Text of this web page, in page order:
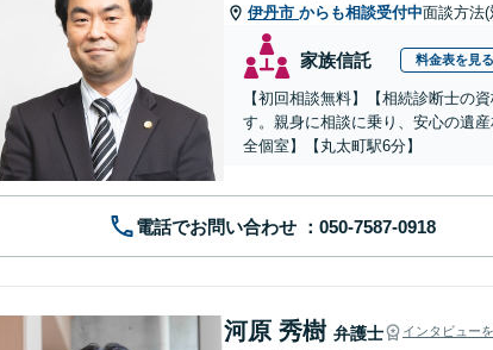
伊丹市 からも相談受付中面談方法
家族信託 料金表を見る
【初回相談無料】【相続診断士の
す。親身に相談に乗り、安心の遺
全個室】【丸太町駅6分】
電話でお問い合わせ
河原 秀樹 弁護士 インタビュー